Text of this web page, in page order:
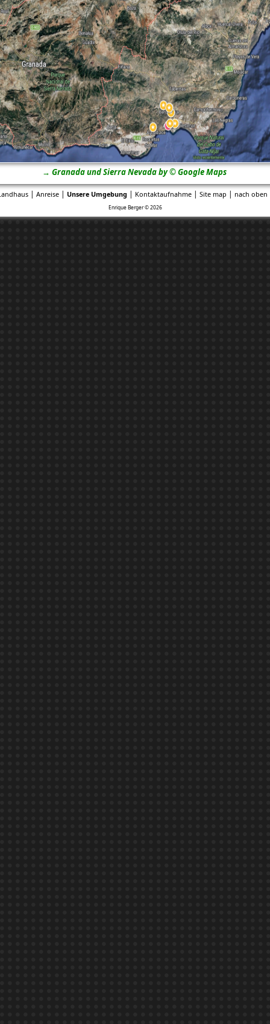
→ Granada und Sierra Nevada by © Google Maps
| Anreise| Unsere Umgebung | Kontaktaufnahme| Site map | nach oben
Enrique Berger © 2026